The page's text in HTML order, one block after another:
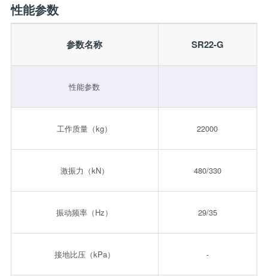
性能参数
参数名称 SR22-G
性能参数
工作质量（kg） 22000
激振力（kN） 480/330
振动频率（Hz） 29/35
接地比压（kPa） -